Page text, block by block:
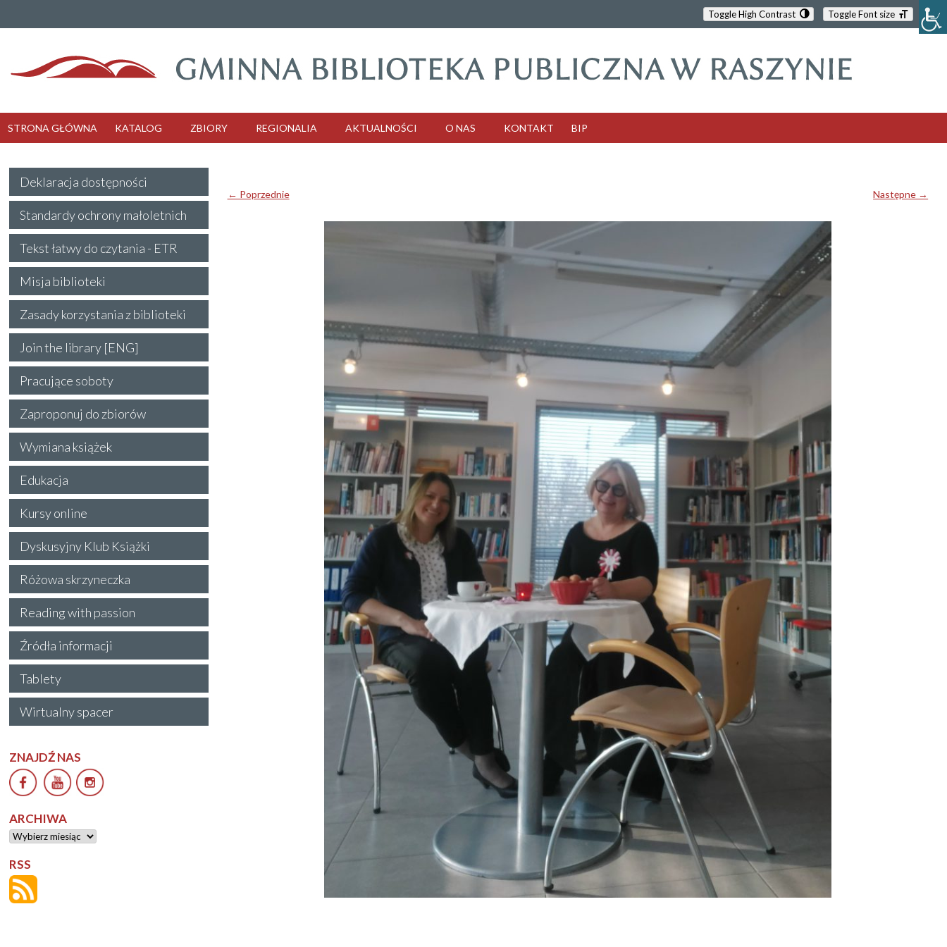
Toggle High Contrast Toggle Font size
STRONA GŁÓWNA KATALOG ZBIORY REGIONALIA AKTUALNOŚCI O NAS KONTAKT BIP
← Poprzednie Następne →
Deklaracja dostępności
Standardy ochrony małoletnich
Tekst łatwy do czytania - ETR
Misja biblioteki
Zasady korzystania z biblioteki
Join the library [ENG]
Pracujące soboty
Zaproponuj do zbiorów
Wymiana książek
Edukacja
Kursy online
Dyskusyjny Klub Książki
Różowa skrzyneczka
Reading with passion
Źródła informacji
Tablety
Wirtualny spacer
ZNAJDŹ NAS
ARCHIWA
Archiwa
RSS